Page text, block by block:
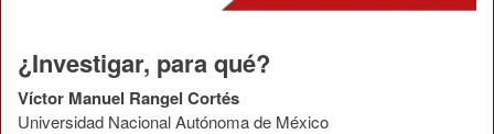
¿Investigar, para qué?
Víctor Manuel Rangel Cortés
Universidad Nacional Autónoma de México